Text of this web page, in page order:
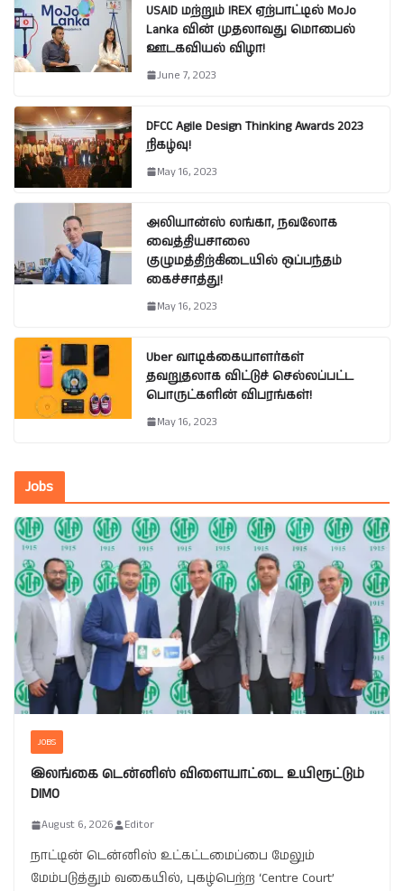
USAID மற்றும் IREX ஏற்பாட்டில் MoJo
Lanka வின் முதலாவது மொபைல்
ஊடகவியல் விழா!
June 7, 2023
DFCC Agile Design Thinking Awards 2023
நிகழ்வு!
May 16, 2023
அலியான்ஸ் லங்கா, நவலோக
வைத்தியசாலை
குழுமத்திற்கிடையில் ஒப்பந்தம்
கைச்சாத்து!
May 16, 2023
Uber வாடிக்கையாளர்கள்
தவறுதலாக விட்டுச் செல்லப்பட்ட
பொருட்களின் விபரங்கள்!
May 16, 2023
Jobs
JOBS
இலங்கை டென்னிஸ் விளையாட்டை உயிரூட்டும்
DIMO
August 6, 2026 Editor
நாட்டின் டென்னிஸ் உட்கட்டமைப்பை மேலும்
மேம்படுத்தும் வகையில், புகழ்பெற்ற ‘Centre Court’